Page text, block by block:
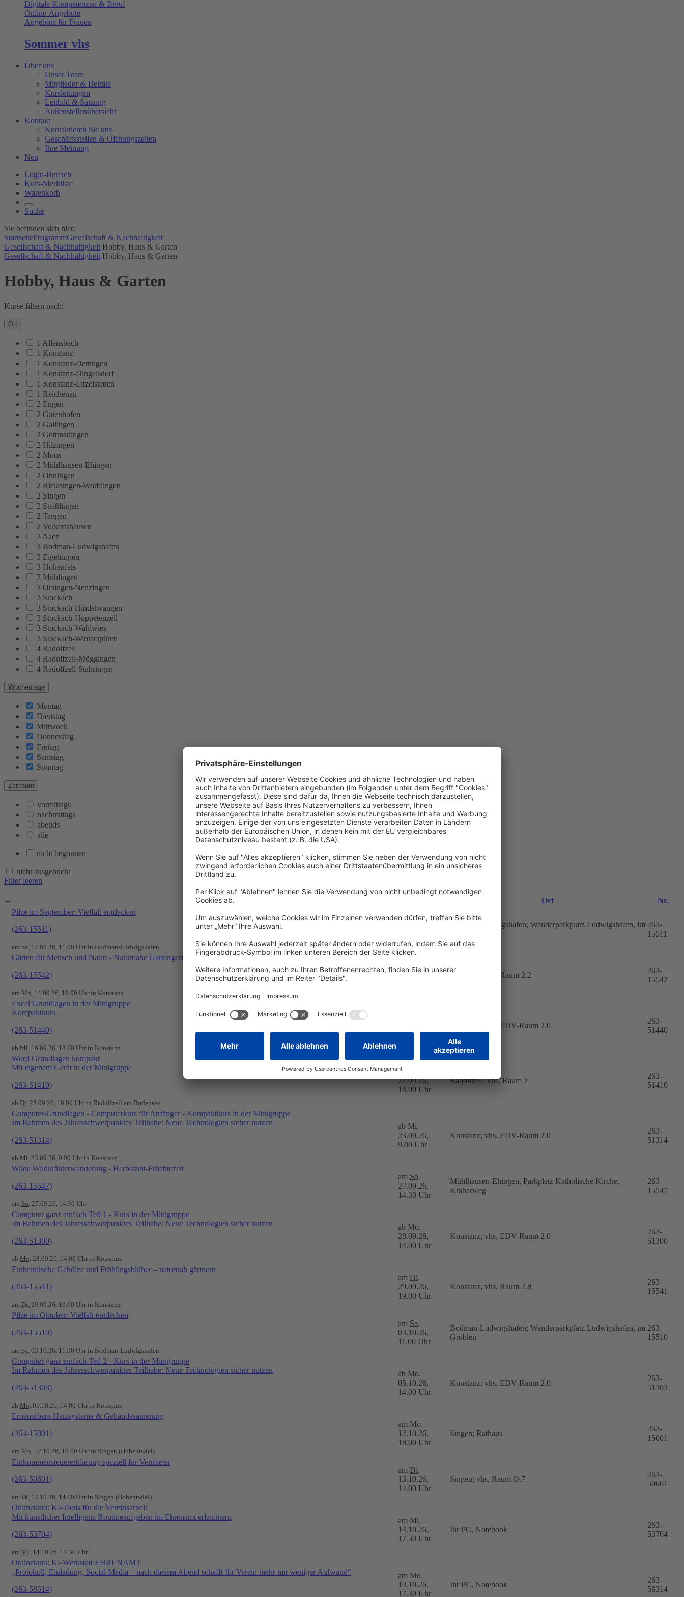
Digitale Kompetenzen & Beruf
Online-Angebote
Angebote für Frauen
Sommer vhs
Über uns
Unser Team
Mitglieder & Beiräte
Kursleitungen
Leitbild & Satzung
Außenstellenübersicht
Kontakt
Kontaktieren Sie uns
Geschäftsstellen & Öffnungszeiten
Ihre Meinung
Neu
Login-Bereich
Kurs-Merkliste
Warenkorb
Suche
Sie befinden sich hier:
StartseiteProgrammGesellschaft & Nachhaltigkeit
Gesellschaft & Nachhaltigkeit Hobby, Haus & Garten
Gesellschaft & Nachhaltigkeit Hobby, Haus & Garten
Hobby, Haus & Garten
Kurse filtern nach:
Ort
1 Allensbach
1 Konstanz
1 Konstanz-Dettingen
1 Konstanz-Dingelsdorf
1 Konstanz-Litzelstetten
1 Reichenau
2 Engen
2 Gaienhofen
2 Gailingen
2 Gottmadingen
2 Hilzingen
2 Moos
2 Mühlhausen-Ehingen
2 Öhningen
2 Rielasingen-Worblingen
2 Singen
2 Steißlingen
2 Tengen
2 Volkertshausen
3 Aach
3 Bodman-Ludwigshafen
3 Eigeltingen
3 Hohenfels
3 Mühlingen
3 Orsingen-Nenzingen
3 Stockach
3 Stockach-Hindelwangen
3 Stockach-Hoppetenzell
3 Stockach-Wahlwies
3 Stockach-Winterspüren
4 Radolfzell
4 Radolfzell-Möggingen
4 Radolfzell-Stahringen
Wochentage
Montag
Dienstag
Mittwoch
Donnerstag
Freitag
Samstag
Sonntag
Zeitraum
vormittags
nachmittags
abends
alle
nicht begonnen
nicht ausgebucht
Filter leeren
– Titel Ort
Nr.
Pilze im September: Vielfalt entdecken
(263-15511)
am Sa. 12.09.26, 11.00 Uhr in Bodman-Ludwigshafen
amSa.
Bodman-Ludwigshafen; Wanderparkplatz Ludwigshafen, im 263-
15511
Gärten für Mensch und Natur - Naturnahe Gartengestaltung
(263-15542)
am Mo. 14.09.26, 19.00 Uhr in Konstanz
am
Mo.
14.09.26,
Konstanz; vhs, Raum 2.2
263-
15542
Excel Grundlagen in der Minigruppe
Kompaktkurs
(263-51440)
ab Mi. 16.09.26, 18.00 Uhr in Konstanz
18.00 Uhr
Konstanz; vhs, EDV-Raum 2.0
263-
51440
Word Grundlagen kompakt
Mit eigenem Gerät in der Minigruppe
(263-51410)
ab Di. 22.09.26, 18.00 Uhr in Radolfzell am Bodensee
ab
22.09.26,
18.00 Uhr
Radolfzell; vhs, Raum 2
263-
51410
Computer-Grundlagen - Computerkurs für Anfänger - Kompaktkurs in der Minigruppe
Im Rahmen des Jahresschwerpunktes Teilhabe: Neue Technologien sicher nutzen
(263-51314)
ab Mi. 23.09.26, 9.00 Uhr in Konstanz
ab Mi.
23.09.26,
9.00 Uhr
Konstanz; vhs, EDV-Raum 2.0
263-
51314
Wilde Wildkräuterwanderung - Herbstzeit-Früchtezeit
(263-15547)
am So. 27.09.26, 14.30 Uhr
am So.
27.09.26,
14.30 Uhr
Mühlhausen-Ehingen, Parkplatz Katholische Kirche,
Kräherweg
263-
15547
Computer ganz einfach Teil 1 - Kurs in der Minigruppe
Im Rahmen des Jahresschwerpunktes Teilhabe: Neue Technologien sicher nutzen
(263-51300)
ab Mo. 28.09.26, 14.00 Uhr in Konstanz
ab Mo.
28.09.26,
14.00 Uhr
Konstanz; vhs, EDV-Raum 2.0
263-
51300
Einheimische Gehölze und Frühlingsblüher – naturnah gärtnern
(263-15541)
am Di. 29.09.26, 19.00 Uhr in Konstanz
am Di.
29.09.26,
19.00 Uhr
Konstanz; vhs, Raum 2.8
263-
15541
Pilze im Oktober: Vielfalt entdecken
(263-15510)
am Sa. 03.10.26, 11.00 Uhr in Bodman-Ludwigshafen
am Sa.
03.10.26,
11.00 Uhr
Bodman-Ludwigshafen; Wanderparkplatz Ludwigshafen, im
Gröblen
263-
15510
Computer ganz einfach Teil 2 - Kurs in der Minigruppe
Im Rahmen des Jahresschwerpunktes Teilhabe: Neue Technologien sicher nutzen
(263-51303)
ab Mo. 05.10.26, 14.00 Uhr in Konstanz
ab Mo.
05.10.26,
14.00 Uhr
Konstanz; vhs, EDV-Raum 2.0
263-
51303
Erneuerbare Heizsysteme & Gebäudesanierung
(263-15001)
am Mo. 12.10.26, 18.00 Uhr in Singen (Hohentwiel)
am Mo.
12.10.26,
18.00 Uhr
Singen; Rathaus
263-
15001
Einkommensteuererklärung speziell für Vermieter
(263-50601)
am Di. 13.10.26, 14.00 Uhr in Singen (Hohentwiel)
am Di.
13.10.26,
14.00 Uhr
Singen; vhs, Raum O.7
263-
50601
Onlinekurs: KI-Tools für die Vereinsarbeit
Mit künstlicher Intelligenz Routineaufgaben im Ehrenamt erleichtern
(263-53704)
am Mi. 14.10.26, 17.30 Uhr
am Mi.
14.10.26,
17.30 Uhr
Ihr PC, Notebook
263-
53704
Onlinekurs: KI-Werkstatt EHRENAMT
„Protokoll, Einladung, Social Media – nach diesem Abend schafft Ihr Verein mehr mit weniger Aufwand“
(263-58314)
am Mo.
19.10.26,
17.30 Uhr
Ihr PC, Notebook
263-
58314